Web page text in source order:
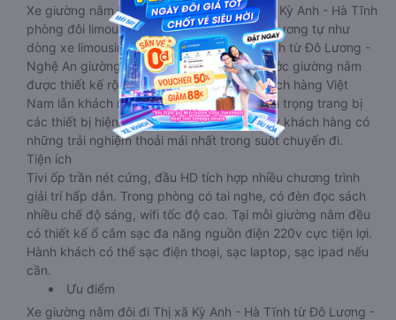
Xe giường nằm Đô Lương - Nghệ An Thị xã Kỳ Anh - Hà Tĩnh
phòng đôi limousine là dòng xe có thiết kế tương tự như
dòng xe limousine đi Thị xã Kỳ Anh - Hà Tĩnh từ Đô Lương -
Nghệ An giường phòng. Tuy nhiên kích thước giường nằm
được thiết kế rộng hơn, phù hợp với cả khách hàng Việt
Nam lẫn khách nước ngoài. Nhà xe vẫn chú trọng trang bị
các thiết bị hiện đại nhằm đảm bảo cho quý khách hàng có
những trải nghiệm thoải mái nhất trong suốt chuyến đi.
Tiện ích
Tivi ốp trần nét cứng, đầu HD tích hợp nhiều chương trình
giải trí hấp dẫn. Trong phòng có tai nghe, có đèn đọc sách
nhiều chế độ sáng, wifi tốc độ cao. Tại mỗi giường nằm đều
có thiết kế ổ cắm sạc đa năng nguồn điện 220v cực tiện lợi.
Hành khách có thể sạc điện thoại, sạc laptop, sạc ipad nếu
cần.
Ưu điểm
Xe giường nằm đôi đi Thị xã Kỳ Anh - Hà Tĩnh từ Đô Lương -